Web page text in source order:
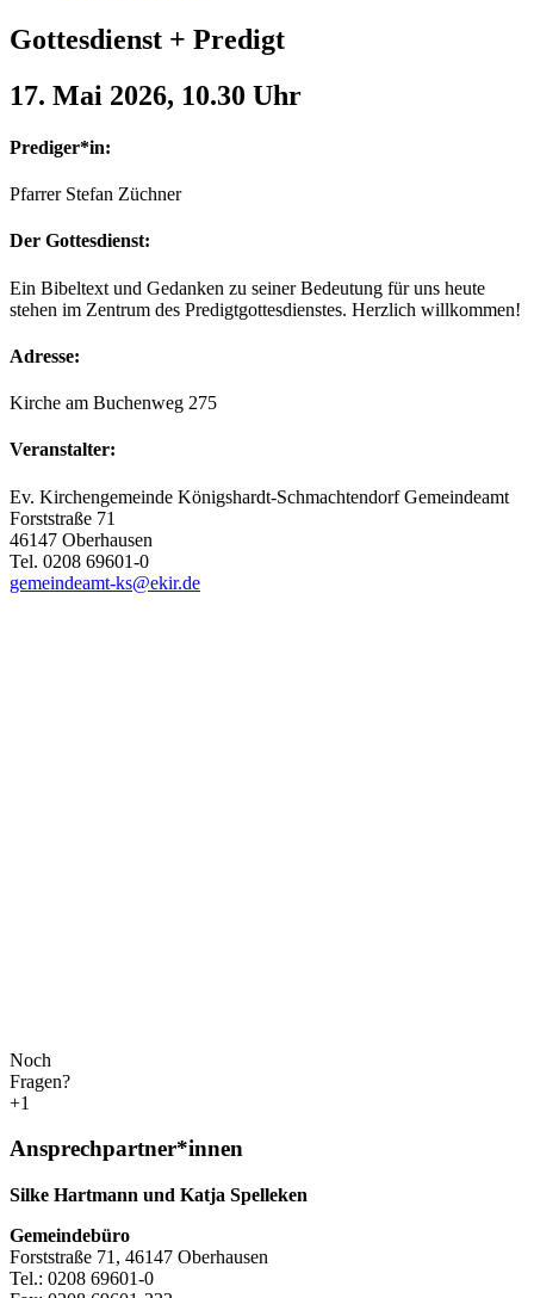
Gottesdienst + Predigt
17. Mai 2026, 10.30 Uhr
Prediger*in:
Pfarrer Stefan Züchner
Der Gottesdienst:
Ein Bibeltext und Gedanken zu seiner Bedeutung für uns heute
stehen im Zentrum des Predigtgottesdienstes. Herzlich willkommen!
Adresse:
Kirche am Buchenweg 275
Veranstalter:
Ev. Kirchengemeinde Königshardt-Schmachtendorf Gemeindeamt
Forststraße 71
46147 Oberhausen
Tel. 0208 69601-0
gemeindeamt-ks@ekir.de
Noch
Fragen?
+1
Ansprechpartner*innen
Silke Hartmann und Katja Spelleken
Gemeindebüro
Forststraße 71, 46147 Oberhausen
Tel.: 0208 69601-0